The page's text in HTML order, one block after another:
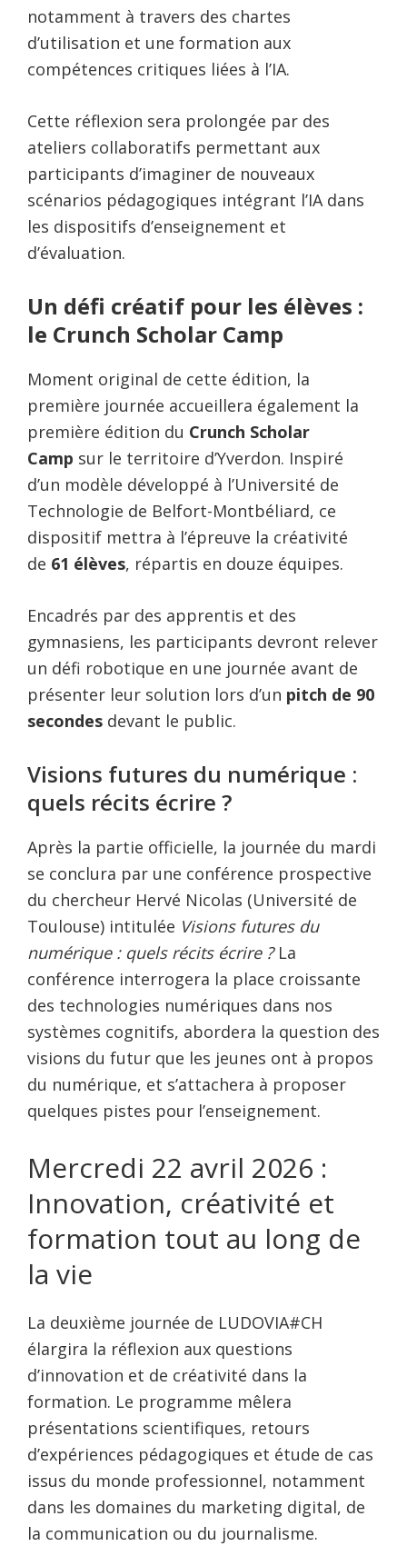
notamment à travers des chartes
d’utilisation et une formation aux
compétences critiques liées à l’IA.
Cette réflexion sera prolongée par des
ateliers collaboratifs permettant aux
participants d’imaginer de nouveaux
scénarios pédagogiques intégrant l’IA dans
les dispositifs d’enseignement et
d’évaluation.
Un défi créatif pour les élèves :
le Crunch Scholar Camp
Moment original de cette édition, la
première journée accueillera également la
première édition du Crunch Scholar
Camp sur le territoire d’Yverdon. Inspiré
d’un modèle développé à l’Université de
Technologie de Belfort-Montbéliard, ce
dispositif mettra à l’épreuve la créativité
de 61 élèves, répartis en douze équipes.
Encadrés par des apprentis et des
gymnasiens, les participants devront relever
un défi robotique en une journée avant de
présenter leur solution lors d’un pitch de 90
secondes devant le public.
Visions futures du numérique :
quels récits écrire ?
Après la partie officielle, la journée du mardi
se conclura par une conférence prospective
du chercheur Hervé Nicolas (Université de
Toulouse) intitulée Visions futures du
numérique : quels récits écrire ?La
conférence interrogera la place croissante
des technologies numériques dans nos
systèmes cognitifs, abordera la question des
visions du futur que les jeunes ont à propos
du numérique, et s’attachera à proposer
quelques pistes pour l’enseignement.
Mercredi 22 avril 2026 :
Innovation, créativité et
formation tout au long de
la vie
La deuxième journée de LUDOVIA#CH
élargira la réflexion aux questions
d’innovation et de créativité dans la
formation. Le programme mêlera
présentations scientifiques, retours
d’expériences pédagogiques et étude de cas
issus du monde professionnel, notamment
dans les domaines du marketing digital, de
la communication ou du journalisme.